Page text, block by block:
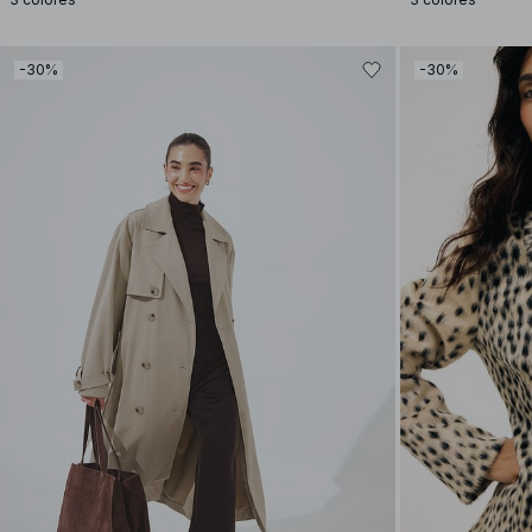
-30% -30%